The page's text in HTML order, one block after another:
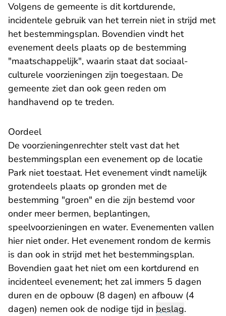
Volgens de gemeente is dit kortdurende,
incidentele gebruik van het terrein niet in strijd met
het bestemmingsplan. Bovendien vindt het
evenement deels plaats op de bestemming
"maatschappelijk", waarin staat dat sociaal-
culturele voorzieningen zijn toegestaan. De
gemeente ziet dan ook geen reden om
handhavend op te treden.
Oordeel
De voorzieningenrechter stelt vast dat het
bestemmingsplan een evenement op de locatie
Park niet toestaat. Het evenement vindt namelijk
grotendeels plaats op gronden met de
bestemming "groen" en die zijn bestemd voor
onder meer bermen, beplantingen,
speelvoorzieningen en water. Evenementen vallen
hier niet onder. Het evenement rondom de kermis
is dan ook in strijd met het bestemmingsplan.
Bovendien gaat het niet om een kortdurend en
incidenteel evenement; het zal immers 5 dagen
duren en de opbouw (8 dagen) en afbouw (4
dagen) nemen ook de nodige tijd in beslag.